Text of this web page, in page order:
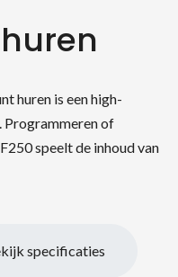
huren is een high-
Programmeren of
speelt de inhoud van
specificaties